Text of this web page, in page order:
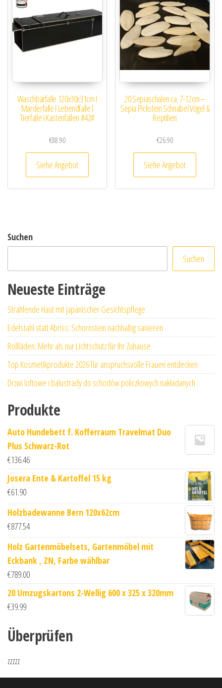
Waschbärfalle 120x30x31cm I
Marderfalle I Lebendfalle I
Tierfalle I Kastenfallen #42#
€88.90
Siehe Angebot
20 Sepiaschalen ca. 7-12cm –
Sepia Pickstein Schnabel Vögel &
Reptilien
€26.90
Siehe Angebot
Suchen
Suchen
Neueste Einträge
Strahlende Haut mit japanischer Gesichtspflege
Edelstahl statt Abriss: Schornstein nachhaltig sanieren
Rollläden: Mehr als nur Lichtschutz für Ihr Zuhause
Top Kosmetikprodukte 2026 für anspruchsvolle Frauen entdecken
Drzwi loftowe i balustrady do schodów policzkowych nakładanych
Produkte
Auto Hundebett f. Kofferraum Travelmat Duo
Plus Schwarz-Rot
€136.46
Josera Ente & Kartoffel 15 kg
€61.90
Holzbadewanne Bern 120x62cm
€877.54
Holz Gartenmöbelsets, Gartenmöbel mit
Eckbank , ZN, Farbe wählbar
€789.00
20 Umzugskartons 2-Wellig 600 x 325 x 320mm
€39.99
Überprüfen
zzzzz